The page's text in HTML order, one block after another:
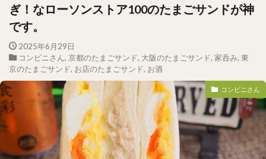
ぎ！なローソンストア100のたまごサンドが神
です。
2025年6月29日
コンビニさん, 京都のたまごサンド, 大阪のたまごサンド, 家呑み, 東
京のたまごサンド, お店のたまごサンド, お酒
コンビニさん